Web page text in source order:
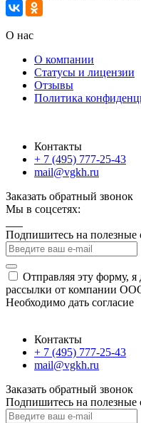
О нас
О компании
Статусы и лицензии
Отзывы
Политика
Контакты
+ 7 (495) 777-25-43
mail@vgkh.ru
Заказать обратный звонок
Мы в соцсетях:
Подпишитесь на полезные
Отправляя эту форму, я
рассылки от компании
Необходимо дать согласие
Контакты
+ 7 (495) 777-25-43
mail@vgkh.ru
Заказать обратный звонок
Подпишитесь на полезные